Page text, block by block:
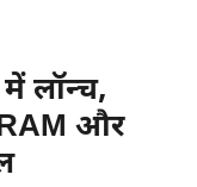
लॉन्च,
और